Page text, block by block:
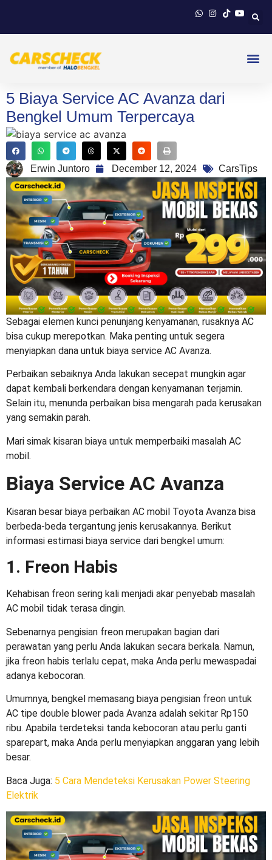
5 Biaya Service AC Avanza dari
Bengkel Umum Terpercaya
Erwin Juntoro December 12, 2024 CarsTips
Sebagai elemen kunci penunjang kenyamanan, rusaknya AC
bisa cukup merepotkan. Maka penting untuk segera
menyiapkan dana untuk biaya service AC Avanza.
Perbaikan sebaiknya Anda lakukan secepat mungkin agar
dapat kembali berkendara dengan kenyamanan terjamin.
Selain itu, menunda perbaikan bisa mengarah pada kerusakan
yang semakin parah.
Mari simak kisaran biaya untuk memperbaiki masalah AC
mobil.
Biaya Service AC Avanza
Kisaran besar biaya perbaikan AC mobil Toyota Avanza bisa
berbeda-beda tergantung jenis kerusakannya. Berikut
informasi estimasi biaya service dari bengkel umum:
1. Freon Habis
Kehabisan freon sering kali menjadi akar penyebab masalah
AC mobil tidak terasa dingin.
Sebenarnya pengisian freon merupakan bagian dari
perawatan yang perlu Anda lakukan secara berkala. Namun,
jika freon habis terlalu cepat, maka Anda perlu mewaspadai
adanya kebocoran.
Umumnya, bengkel memasang biaya pengisian freon untuk
AC tipe double blower pada Avanza adalah sekitar Rp150
ribu. Apabila terdeteksi tanda kebocoran atau perlu ganti
sparepart, maka Anda perlu menyiapkan anggaran yang lebih
besar.
Baca Juga: 5 Cara Mendeteksi Kerusakan Power Steering
Elektrik